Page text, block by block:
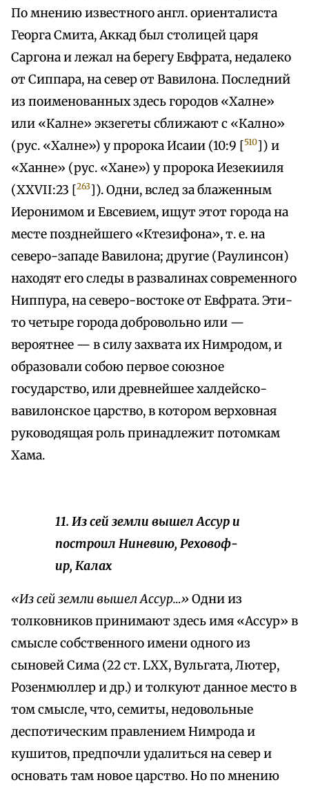
По мнению известного англ. ориенталиста
Георга Смита, Аккад был столицей царя
Саргона и лежал на берегу Евфрата, недалеко
от Сиппара, на север от Вавилона. Последний
из поименованных здесь городов «Халне»
или «Калне» экзегеты сближают с «Кално»
(рус. «Халне») у пророка Исаии (10:9 [510]) и
«Ханне» (рус. «Хане») у пророка Иезекииля
(XXVII:23 [263]). Одни, вслед за блаженным
Иеронимом и Евсевием, ищут этот города на
месте позднейшего «Ктезифона», т. е. на
северо-западе Вавилона; другие (Раулинсон)
находят его следы в развалинах современного
Ниппура, на северо-востоке от Евфрата. Эти-
то четыре города добровольно или —
вероятнее — в силу захвата их Нимродом, и
образовали собою первое союзное
государство, или древнейшее халдейско-
вавилонское царство, в котором верховная
руководящая роль принадлежит потомкам
Хама.
11. Из сей земли вышел Ассур и
построил Ниневию, Реховоф-
ир, Калах
«Из сей земли вышел Ассур…» Одни из
толковников принимают здесь имя «Ассур» в
смысле собственного имени одного из
сыновей Сима (22 ст. LXX, Вульгата, Лютер,
Розенмюллер и др.) и толкуют данное место в
том смысле, что, семиты, недовольные
деспотическим правлением Нимрода и
кушитов, предпочли удалиться на север и
основать там новое царство. Но по мнению